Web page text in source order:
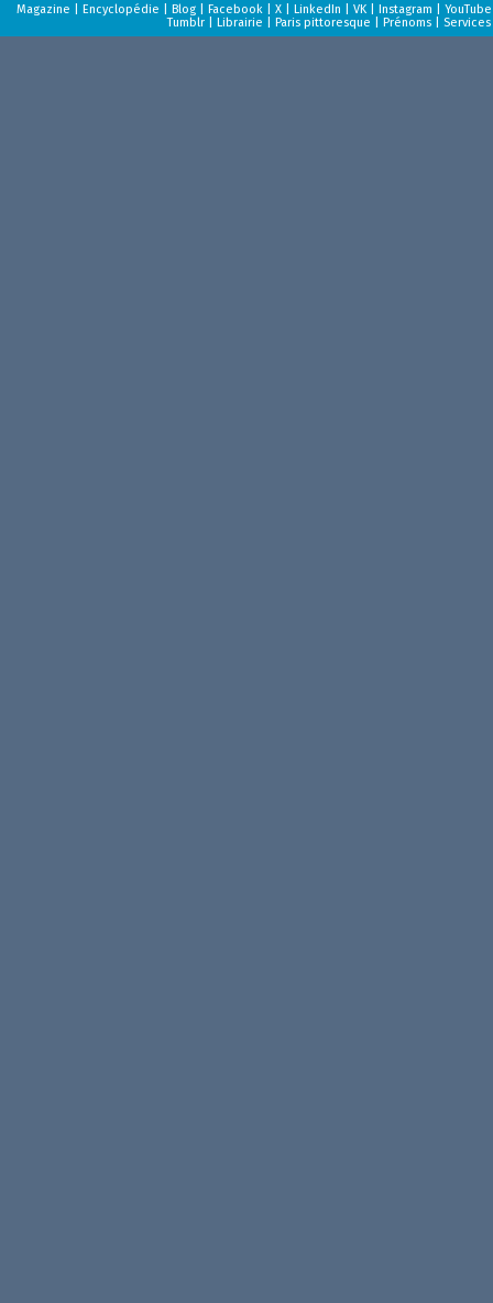
Magazine |Encyclopédie |Blog |Facebook |X |LinkedIn |VK |Instagram |YouTube
Tumblr |Librairie |Paris pittoresque |Prénoms Services